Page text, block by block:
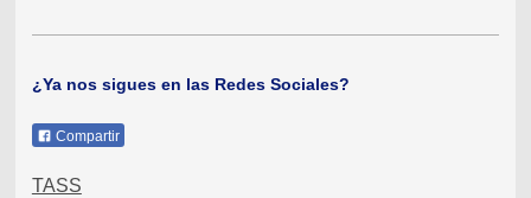
¿Ya nos sigues en las Redes Sociales?
Compartir
TASS